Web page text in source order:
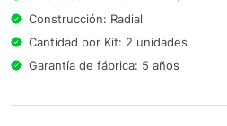
Construcción: Radial
Cantidad por Kit: 2 unidades
Garantía de fábrica: 5 años